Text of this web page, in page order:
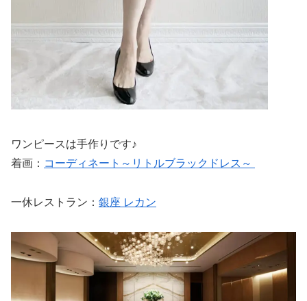
ワンピースは手作りです♪
着画： コーディネート～リトルブラックドレス～
一休レストラン： 銀座 レカン